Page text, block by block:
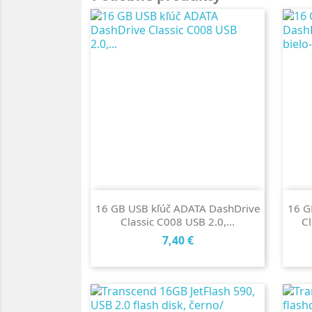
16 GB USB kľúč ADATA DashDrive
Classic C008 USB 2.0,...
Cena
7,40 €
16